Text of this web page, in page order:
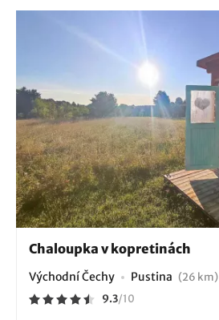
Chaloupka v kopretinách
Východní Čechy Pustina (26 km)
9.3/10